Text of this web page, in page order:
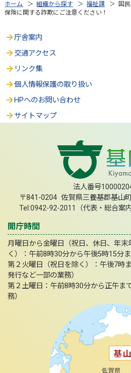
ホーム ＞組織から探す ＞福祉課 ＞ 国民
保険に関する詐欺にご注意ください！
庁舎案内
交通アクセス
リンク集
個人情報保護の取り扱い
HPへのお問い合わせ
サイトマップ
法人番号
〒841-0204 佐賀県三養基郡基山
Tel:0942-92-2011（代表・総合案
開庁時間
月曜日から金曜日（祝日、休日、年
く）：午前8時30分から午後5時15分
第２火曜日（祝日を除く）：午後7時
発行など一部の業務）
第２土曜日：午前8時30分から正午ま
務）